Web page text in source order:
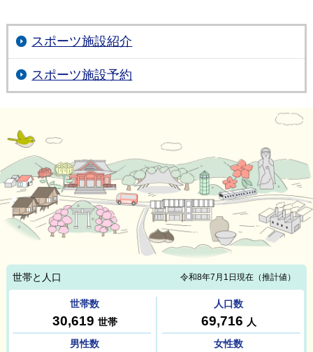
スポーツ施設紹介
スポーツ施設予約